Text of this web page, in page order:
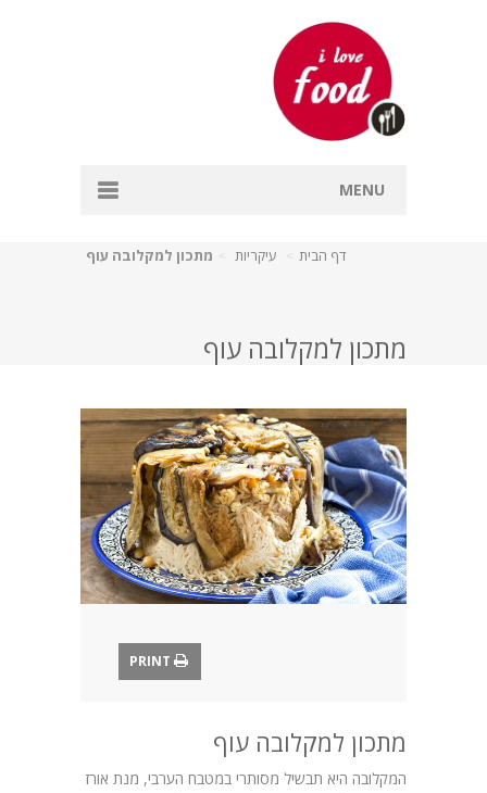
MENU
עיקריות
קינוחים
בלוג
דף הבית עיקריות מתכון למקלובה עוף
מתכון למקלובה עוף
מתכון למקלובה עוף
המקלובה היא תבשיל מסותרי במטבח הערבי, מנת אורז